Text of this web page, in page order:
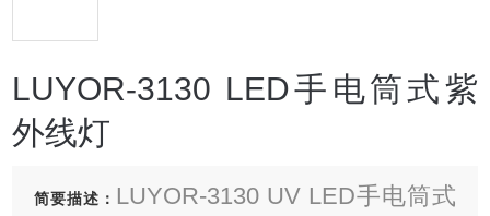
LUYOR-3130 LED手电筒式紫
外线灯
简要描述： LUYOR-3130 UV LED手电筒式